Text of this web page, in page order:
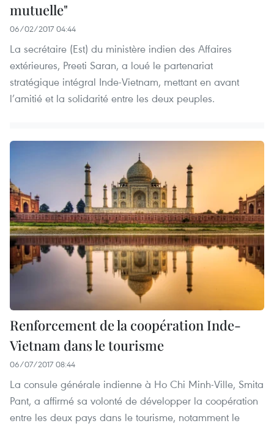
mutuelle"
06/02/2017 04:44
La secrétaire (Est) du ministère indien des Affaires
extérieures, Preeti Saran, a loué le partenariat
stratégique intégral Inde-Vietnam, mettant en avant
l’amitié et la solidarité entre les deux peuples.
Renforcement de la coopération Inde-
Vietnam dans le tourisme
06/07/2017 08:44
La consule générale indienne à Ho Chi Minh-Ville, Smita
Pant, a affirmé sa volonté de développer la coopération
entre les deux pays dans le tourisme, notamment le